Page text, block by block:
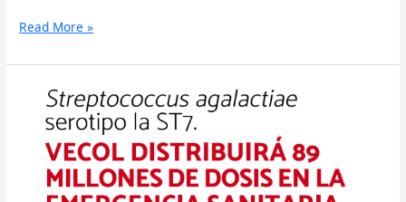
Read More »
Articulo
Revista
ACUICULTORES